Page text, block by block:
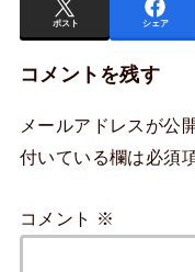
ポスト シェア
コメントを残す
メールアドレスが公
付いている欄は必須
コメント ※